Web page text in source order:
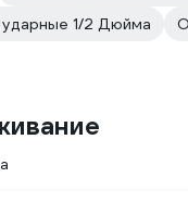
ударные 1/2 Дюйма